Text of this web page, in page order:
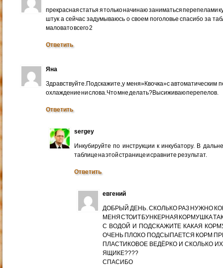
прекрасная статья я только начинаю заниматься перепелами
штук а сейчас задумываюсь о своем поголовье спасибо за
маловато всего 2
Ответить
Яна
Здравствуйте.Подскажите,у меня»Квочка»с автоматическим
охлаждение ни слова.Что мне делать?Высиживаю перепелов.
Ответить
sergey
Инкубируйте по инструкции к инкубатору. В
таблице на этой странице и сравните результат.
Ответить
евгений
ДОБРЫЙ ДЕНЬ. СКОЛЬКО РАЗ НУЖНО
МЕНЯ СТОИТ БУНКЕРНАЯ КОРМУШКА
С ВОДОЙ И ПОДСКАЖИТЕ КАКАЯ
ОЧЕНЬ ПЛОХО ПОДСЫПАЕТСЯ КОРМ
ПЛАСТИКОВОЕ ВЕДЁРКО И СКОЛЬКО
ЯЩИКЕ????
СПАСИБО